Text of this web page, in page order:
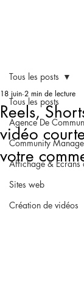
Tous les posts
Agence De
Community
Affichage & Ecrans
Sites web
Création de vidéos
Tous les posts
Reels,
vidéo
votre
18 juin 2 min de lecture